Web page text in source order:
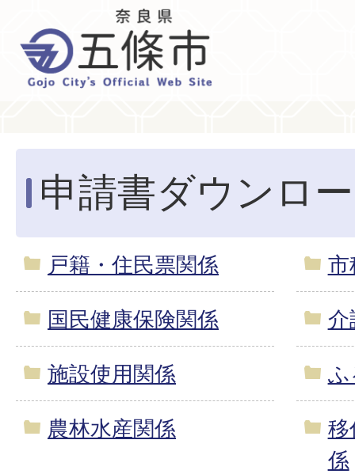
申請書ダウンロ
戸籍・住民票関係 市
国民健康保険関係 介
施設使用関係 ふ
農林水産関係
移
係